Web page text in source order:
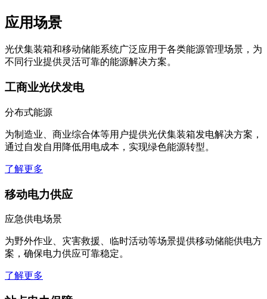
应用场景
光伏集装箱和移动储能系统广泛应用于各类能源管理场景，为
不同行业提供灵活可靠的能源解决方案。
工商业光伏发电
分布式能源
为制造业、商业综合体等用户提供光伏集装箱发电解决方案，
通过自发自用降低用电成本，实现绿色能源转型。
了解更多
移动电力供应
应急供电场景
为野外作业、灾害救援、临时活动等场景提供移动储能供电方
案，确保电力供应可靠稳定。
了解更多